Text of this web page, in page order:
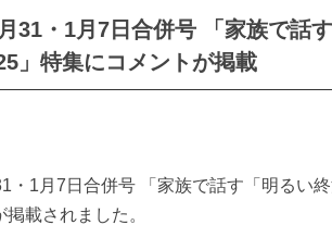
31・1月7日合併号 「家族で話
」特集にコメントが掲載
・1月7日合併号 「家族で話す「明るい
載されました。